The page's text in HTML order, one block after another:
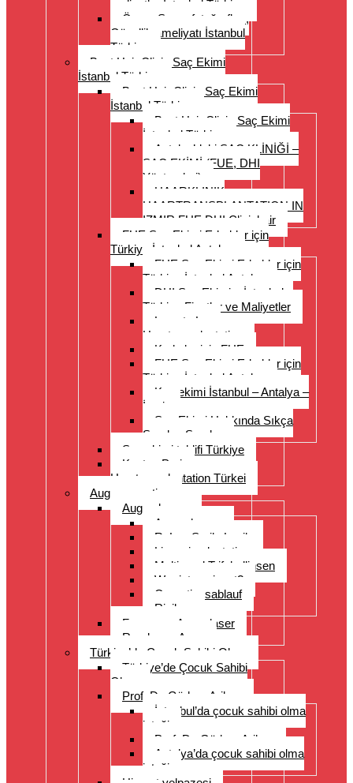
maliyetler İstanbul Türkiye
Önce- Sonra fotoğrafları,
Güzellik ameliyatı İstanbul
Türkiye
Best Hair Clinic Saç Ekimi
İstanbul Türkiye
Best Hair Clinic Saç Ekimi
İstanbul Türkiye
Best Hair Clinic Saç Ekimi
İstanbul Türkiye
Antalya’daki SAÇ KLİNİĞİ –
SAÇ EKİMİ (FUE, DHI
Yöntemleri)
HAARKLINIK
HAARTRANSPLANTATION IN
IZMIR FUE DHI Clinichair
FUE Saç Ekimi Erkekler için
Türkiye İstanbul Antalya
FUE Saç Ekimi Erkekler için
Türkiye İstanbul Antalya
DHI Saç Ekimi – İstanbul –
Türkiye Fiyatlar ve Maliyetler
Long to Long
Haartransplantation
Kadınlar için FUE
FUE Saç Ekimi Erkekler için
Türkiye İstanbul Antalya
Kaş ekimi İstanbul – Antalya –
İzmir
Saç Ekimi Hakkında Sıkça
Sorulan Sorular
Saç ekimi teklifi Türkiye
Kosten Preise
Haartransplantation Türkei
Augenoperation
Augen lasern
Augen lasern
ReLex Smile Lasik
Linsenimplantation
Multi- und Trifokallinsen
Wer ist geeignet?
Operationsablauf
Risiken
Fragen zu Augenlaser
Rund ums Auge
Türkiye’de Çocuk Sahibi Olma
Türkiye’de Çocuk Sahibi
Olma
Prof. Dr. Gürkan Arikan
İstanbul’da çocuk sahibi olma
isteği
Prof. Dr. Gürkan Arikan
Antalya’da çocuk sahibi olma
isteği